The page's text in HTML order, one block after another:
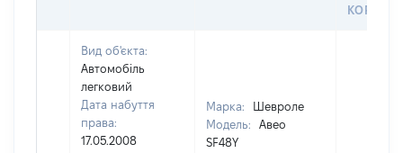
Вид об'єкта:
Автомобіль
легковий
Дата набуття
права:
17.05.2008
Марка:
Шевроле
Модель:
Авео
SF48Y